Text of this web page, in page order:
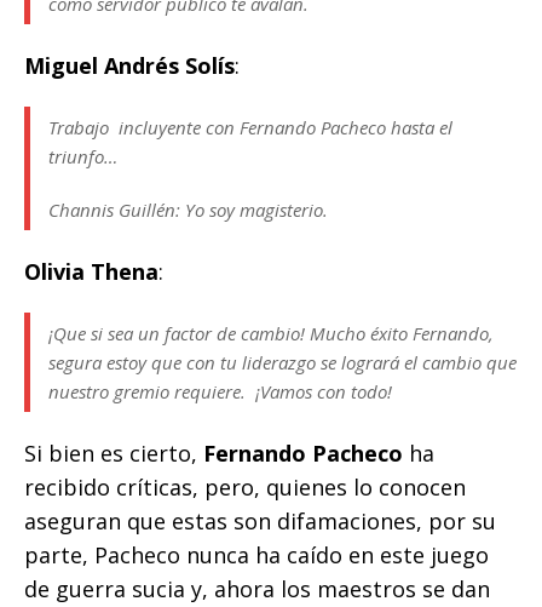
Miguel Andrés Solís:
Trabajo incluyente con Fernando Pacheco hasta el
triunfo…
Channis Guillén: Yo soy magisterio.
Olivia Thena:
¡Que si sea un factor de cambio! Mucho éxito Fernando,
segura estoy que con tu liderazgo se logrará el cambio que
nuestro gremio requiere. ¡Vamos con todo!
Si bien es cierto, Fernando Pacheco ha
recibido críticas, pero, quienes lo conocen
aseguran que estas son difamaciones, por su
parte, Pacheco nunca ha caído en este juego
de guerra sucia y, ahora los maestros se dan